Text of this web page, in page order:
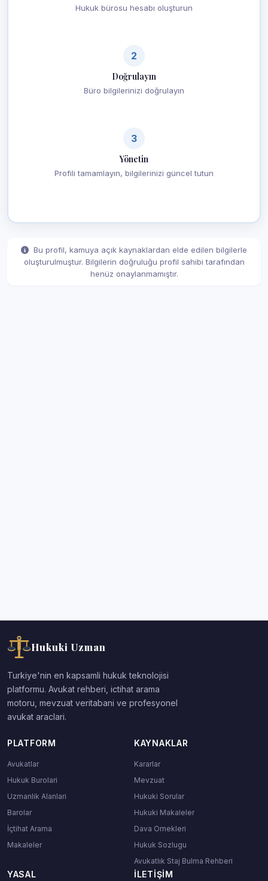
Hukuk bürosu hesabı oluşturun
2
Doğrulayın
Büro bilgilerinizi doğrulayın
3
Yönetin
Profili tamamlayın, bilgilerinizi güncel tutun
Bu profil, kamuya açık kaynaklardan elde edilen bilgilerle
oluşturulmuştur. Bilgilerin doğruluğu profil sahibi tarafından
henüz onaylanmamıştır.
Hukuki Uzman
Turkiye'nin en kapsamli hukuk teknolojisi
platformu. Avukat rehberi, ictihat arama
motoru, mevzuat veritabani ve profesyonel
avukat araclari.
PLATFORM
Avukatlar
Hukuk Burolari
Uzmanlik Alanlari
Barolar
İçtihat Arama
Makaleler
KAYNAKLAR
Kararlar
Mevzuat
Hukuki Sorular
Hukuki Makaleler
Dava Ornekleri
Hukuk Sozlugu
Avukatlık Staj Bulma Rehberi
YASAL İLETIŞIM